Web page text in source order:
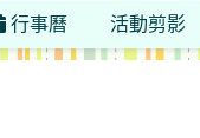
行事曆 活動剪影